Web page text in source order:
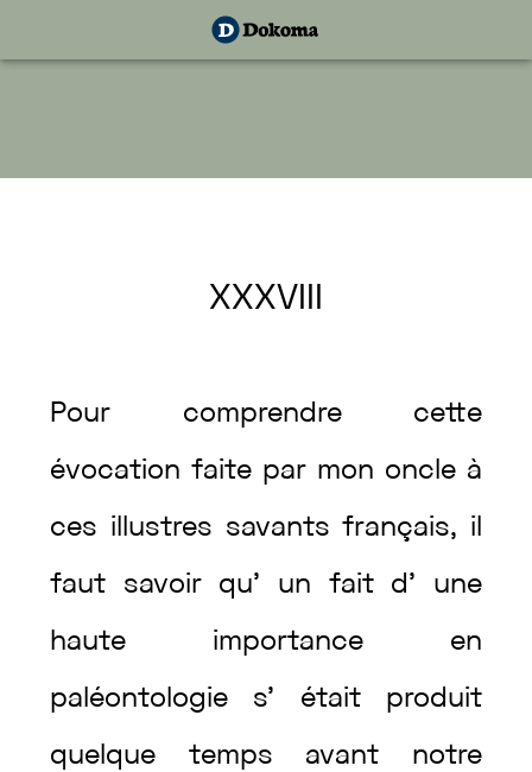
XXXVIII
Pour comprendre cette
évocationfaite par mon oncle à
ces illustres savantsfrançais, il
faut savoir qu’ un fait d’ une
haute importance en
paléontologie s’ était produit
quelque temps avant notre